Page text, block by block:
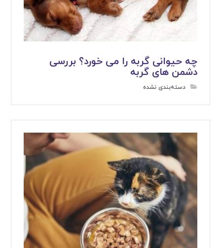
چه حیوانی گربه را می خورد؟ بررسی
دشمن های گربه
دسته‌بندی نشده